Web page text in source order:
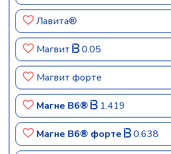
Лавита®
Магвит 0.05
Магвит форте
Магне B6® 1.419
Магне B6® форте 0.638